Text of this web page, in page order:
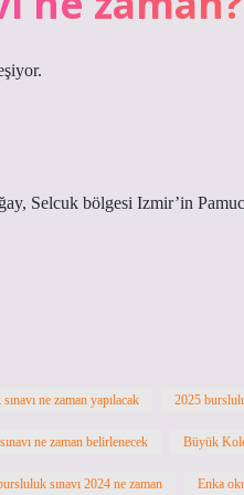
Selcuk bölgesi Izmir’in
ne zaman yapılacak 2025
ne zaman belirlenecek Büyük
sınavı 2024 ne zaman Enka